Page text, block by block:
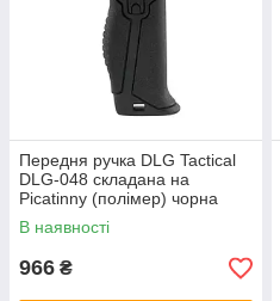
Передня ручка DLG Tactical
DLG-048 складана на
Picatinny (полімер) чорна
В наявності
966 ₴